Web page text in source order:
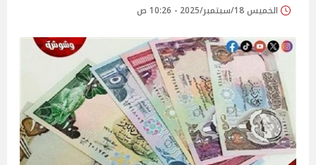
الخميس 18/سبتمبر/2025 - 10:26 ص